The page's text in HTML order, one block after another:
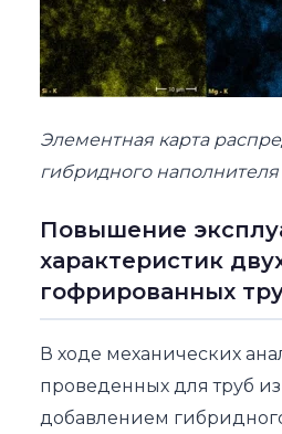
Элементная карта
гибридного
Повышение
характеристик
гофрированных
В ходе механических
проведенных для труб
добавлением